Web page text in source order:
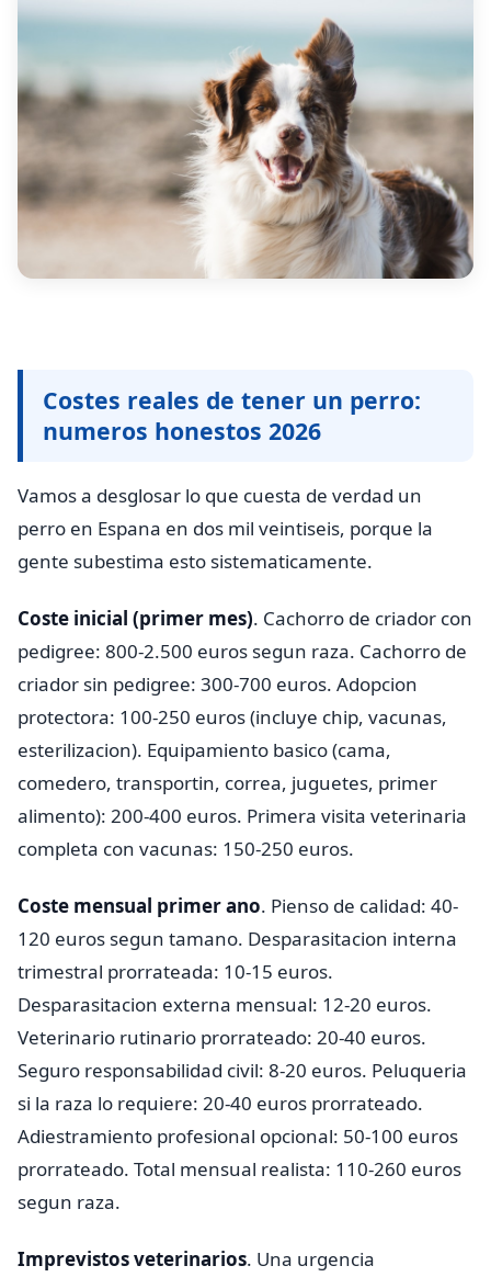
Costes reales de tener un perro:
numeros honestos 2026
Vamos a desglosar lo que cuesta de verdad un
perro en Espana en dos mil veintiseis, porque la
gente subestima esto sistematicamente.
Coste inicial (primer mes). Cachorro de criador con
pedigree: 800-2.500 euros segun raza. Cachorro de
criador sin pedigree: 300-700 euros. Adopcion
protectora: 100-250 euros (incluye chip, vacunas,
esterilizacion). Equipamiento basico (cama,
comedero, transportin, correa, juguetes, primer
alimento): 200-400 euros. Primera visita veterinaria
completa con vacunas: 150-250 euros.
Coste mensual primer ano. Pienso de calidad: 40-
120 euros segun tamano. Desparasitacion interna
trimestral prorrateada: 10-15 euros.
Desparasitacion externa mensual: 12-20 euros.
Veterinario rutinario prorrateado: 20-40 euros.
Seguro responsabilidad civil: 8-20 euros. Peluqueria
si la raza lo requiere: 20-40 euros prorrateado.
Adiestramiento profesional opcional: 50-100 euros
prorrateado. Total mensual realista: 110-260 euros
segun raza.
Imprevistos veterinarios. Una urgencia